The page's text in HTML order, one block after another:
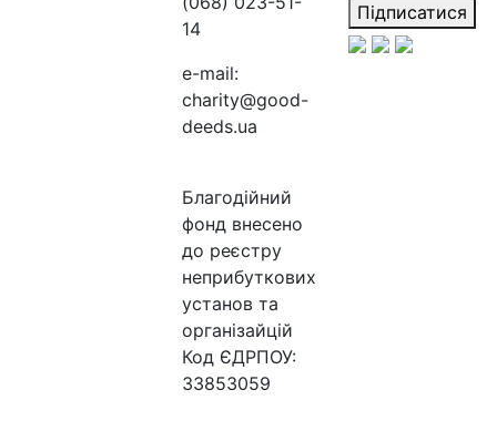
14
e-mail:
charity@good-
deeds.ua
Благодійний
фонд внесено
до реєстру
неприбуткових
установ та
організайцій
Код ЄДРПОУ:
33853059
Підписатися